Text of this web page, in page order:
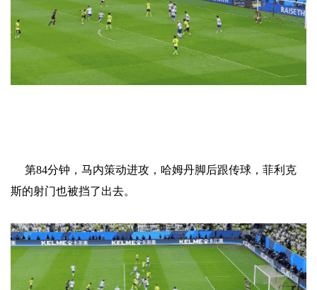
第84分钟，马内策动进攻，哈姆丹脚后跟传球，菲利克
斯的射门也被挡了出去。